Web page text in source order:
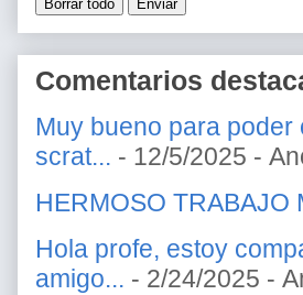
Comentarios
Muy bueno para
scrat... - 12/5/2025 -
HERMOSO TRABAJO
Hola profe, estoy
amigo... - 2/24/2025 -